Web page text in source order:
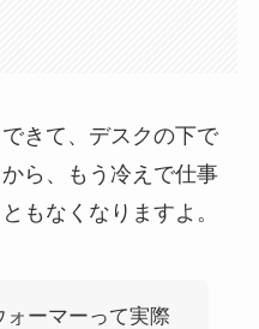
きて、デスクの下で
ら、もう冷えで仕事
もなくなりますよ。
ォーマーって実際